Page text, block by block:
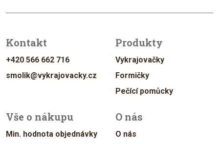
Kontakt
+420 566 662 716
smolik@vykrajovacky.cz
Produkty
Vykrajovačky
Formičky
Pečící pomůcky
Vše o nákupu
Min. hodnota objednávky
O nás
O nás